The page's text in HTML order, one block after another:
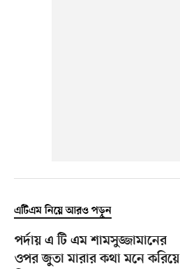
এটিএম নিয়ে আরও পড়ুন
পর্দায় এ টি এম শামসুজ্জামানের
ওপর জুতা মারার কথা মনে করিয়ে